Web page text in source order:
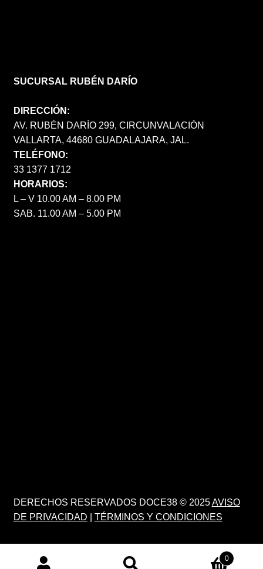
SUCURSAL RUBÉN DARÍO
DIRECCIÓN:
AV. RUBÉN DARÍO 299, CIRCUNVALACIÓN
VALLARTA, 44680 GUADALAJARA, JAL.
TELÉFONO:
33 1377 1712
HORARIOS:
L – V 10.00 AM – 8.00 PM
SAB. 11.00 AM – 5.00 PM
DERECHOS RESERVADOS DOCE38 © 2025AVISO
DE PRIVACIDAD
TÉRMINOS Y CONDICIONES
0